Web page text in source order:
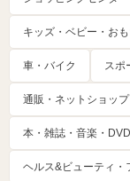
キッズ・ベビー・お
車・バイク スポ
通販・ネットショップ
本・雑誌・音楽・
ヘルス&ビューティ・